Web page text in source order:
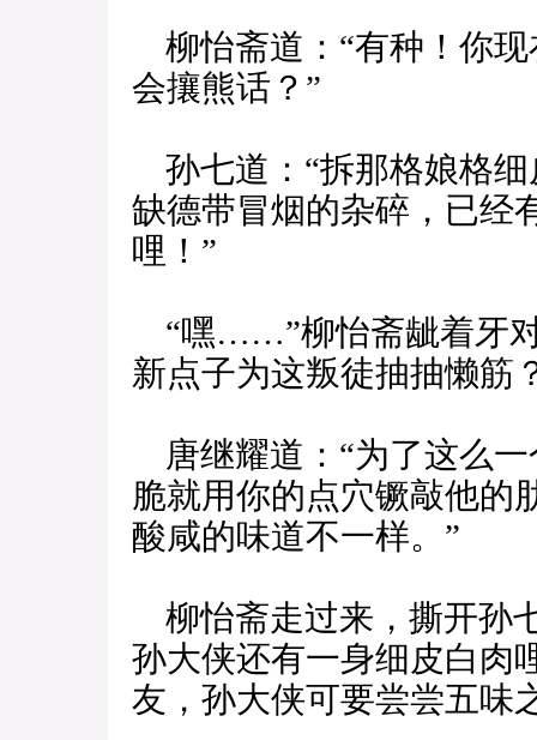
柳怡斋道：“有种！你
会攘熊话？”
孙七道：“拆那格娘格
缺德带冒烟的杂碎，已经
哩！”
“嘿……”柳怡斋龇着牙对
新点子为这叛徒抽抽懒筋
唐继耀道：“为了这么
脆就用你的点穴镢敲他的
酸咸的味道不一样。”
柳怡斋走过来，撕开孙
孙大侠还有一身细皮白肉
友，孙大侠可要尝尝五味